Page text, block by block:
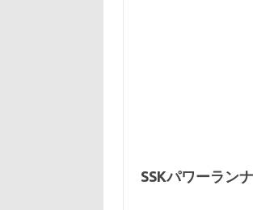
SSKパワーラン